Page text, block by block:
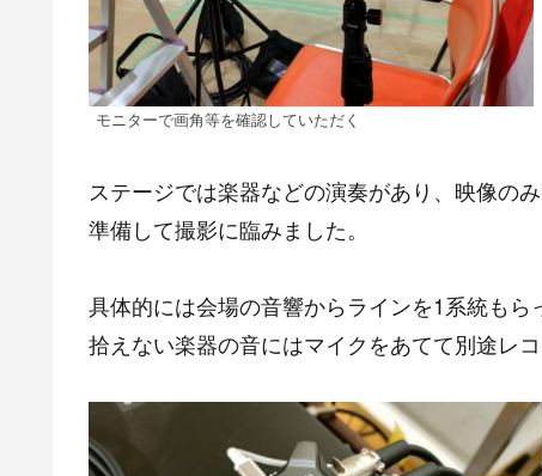
モニターで画角等を確認していただく
ステージでは楽器などの演奏があり、映像の
準備して撮影に臨みました。
具体的には会場の音響からラインを1系統も
拾えない楽器の音にはマイクをあてて別途レ